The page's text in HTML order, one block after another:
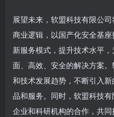
展望未来，软盟科技有限公
商业逻辑，以国产化安全基
新服务模式，提升技术水平
面、高效、安全的解决方案
和技术发展趋势，不断引入
品和服务。同时，软盟科技
企业和科研机构的合作，共